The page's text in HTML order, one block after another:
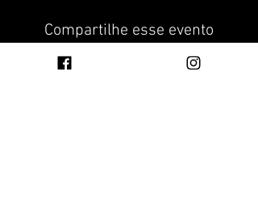
Compartilhe esse evento